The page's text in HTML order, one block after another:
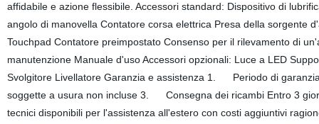
affidabile e azione flessibile. Accessori standard: Dispositivo di
angolo di manovella Contatore corsa elettrica Presa della sorgente
Touchpad Contatore preimpostato Consenso per il rilevamento di
manutenzione Manuale d'uso Accessori opzionali: Luce a LED
Svolgitore Livellatore Garanzia e assistenza 1. Periodo di
soggette a usura non incluse 3. Consegna dei ricambi Entro 3
tecnici disponibili per l'assistenza all'estero con costi aggiuntivi